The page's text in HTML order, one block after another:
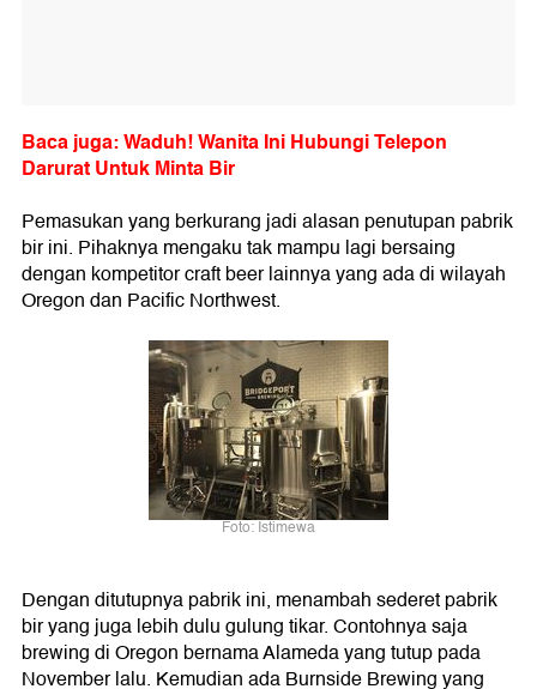
Baca juga: Waduh! Wanita Ini Hubungi Telepon
Darurat Untuk Minta Bir
Pemasukan yang berkurang jadi alasan penutupan pabrik
bir ini. Pihaknya mengaku tak mampu lagi bersaing
dengan kompetitor craft beer lainnya yang ada di wilayah
Oregon dan Pacific Northwest.
Foto: Istimewa
Dengan ditutupnya pabrik ini, menambah sederet pabrik
bir yang juga lebih dulu gulung tikar. Contohnya saja
brewing di Oregon bernama Alameda yang tutup pada
November lalu. Kemudian ada Burnside Brewing yang